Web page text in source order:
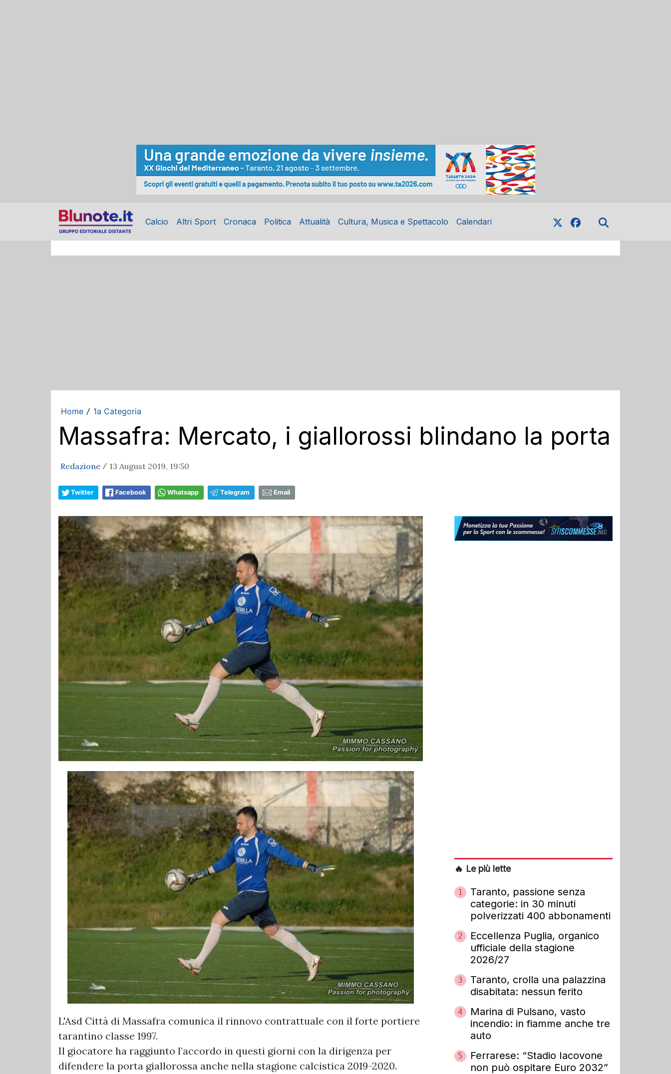
Calcio Altri Sport Cronaca Politica Attualità Cultura, Musica e Spettacolo Calendari
Home / 1a Categoria
Massafra: Mercato, i giallorossi blindano la porta
Redazione / 13 August 2019, 19:50
Twitter Facebook Whatsapp Telegram Email
L'Asd Città di Massafra comunica il rinnovo contrattuale con il forte portiere
tarantino classe 1997.
Il giocatore ha raggiunto l’accordo in questi giorni con la dirigenza per
difendere la porta giallorossa anche nella stagione calcistica 2019-2020.
🔥 Le più lette
1
Taranto, passione senza
categorie: in 30 minuti
polverizzati 400 abbonamenti
2
Eccellenza Puglia, organico
ufficiale della stagione
2026/27
3
Taranto, crolla una palazzina
disabitata: nessun ferito
4
Marina di Pulsano, vasto
incendio: in fiamme anche tre
auto
5
Ferrarese: “Stadio Iacovone
non può ospitare Euro 2032”